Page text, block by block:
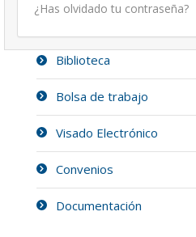
¿Has olvidado tu contraseña?
Biblioteca
Bolsa de trabajo
Visado Electrónico
Convenios
Documentación